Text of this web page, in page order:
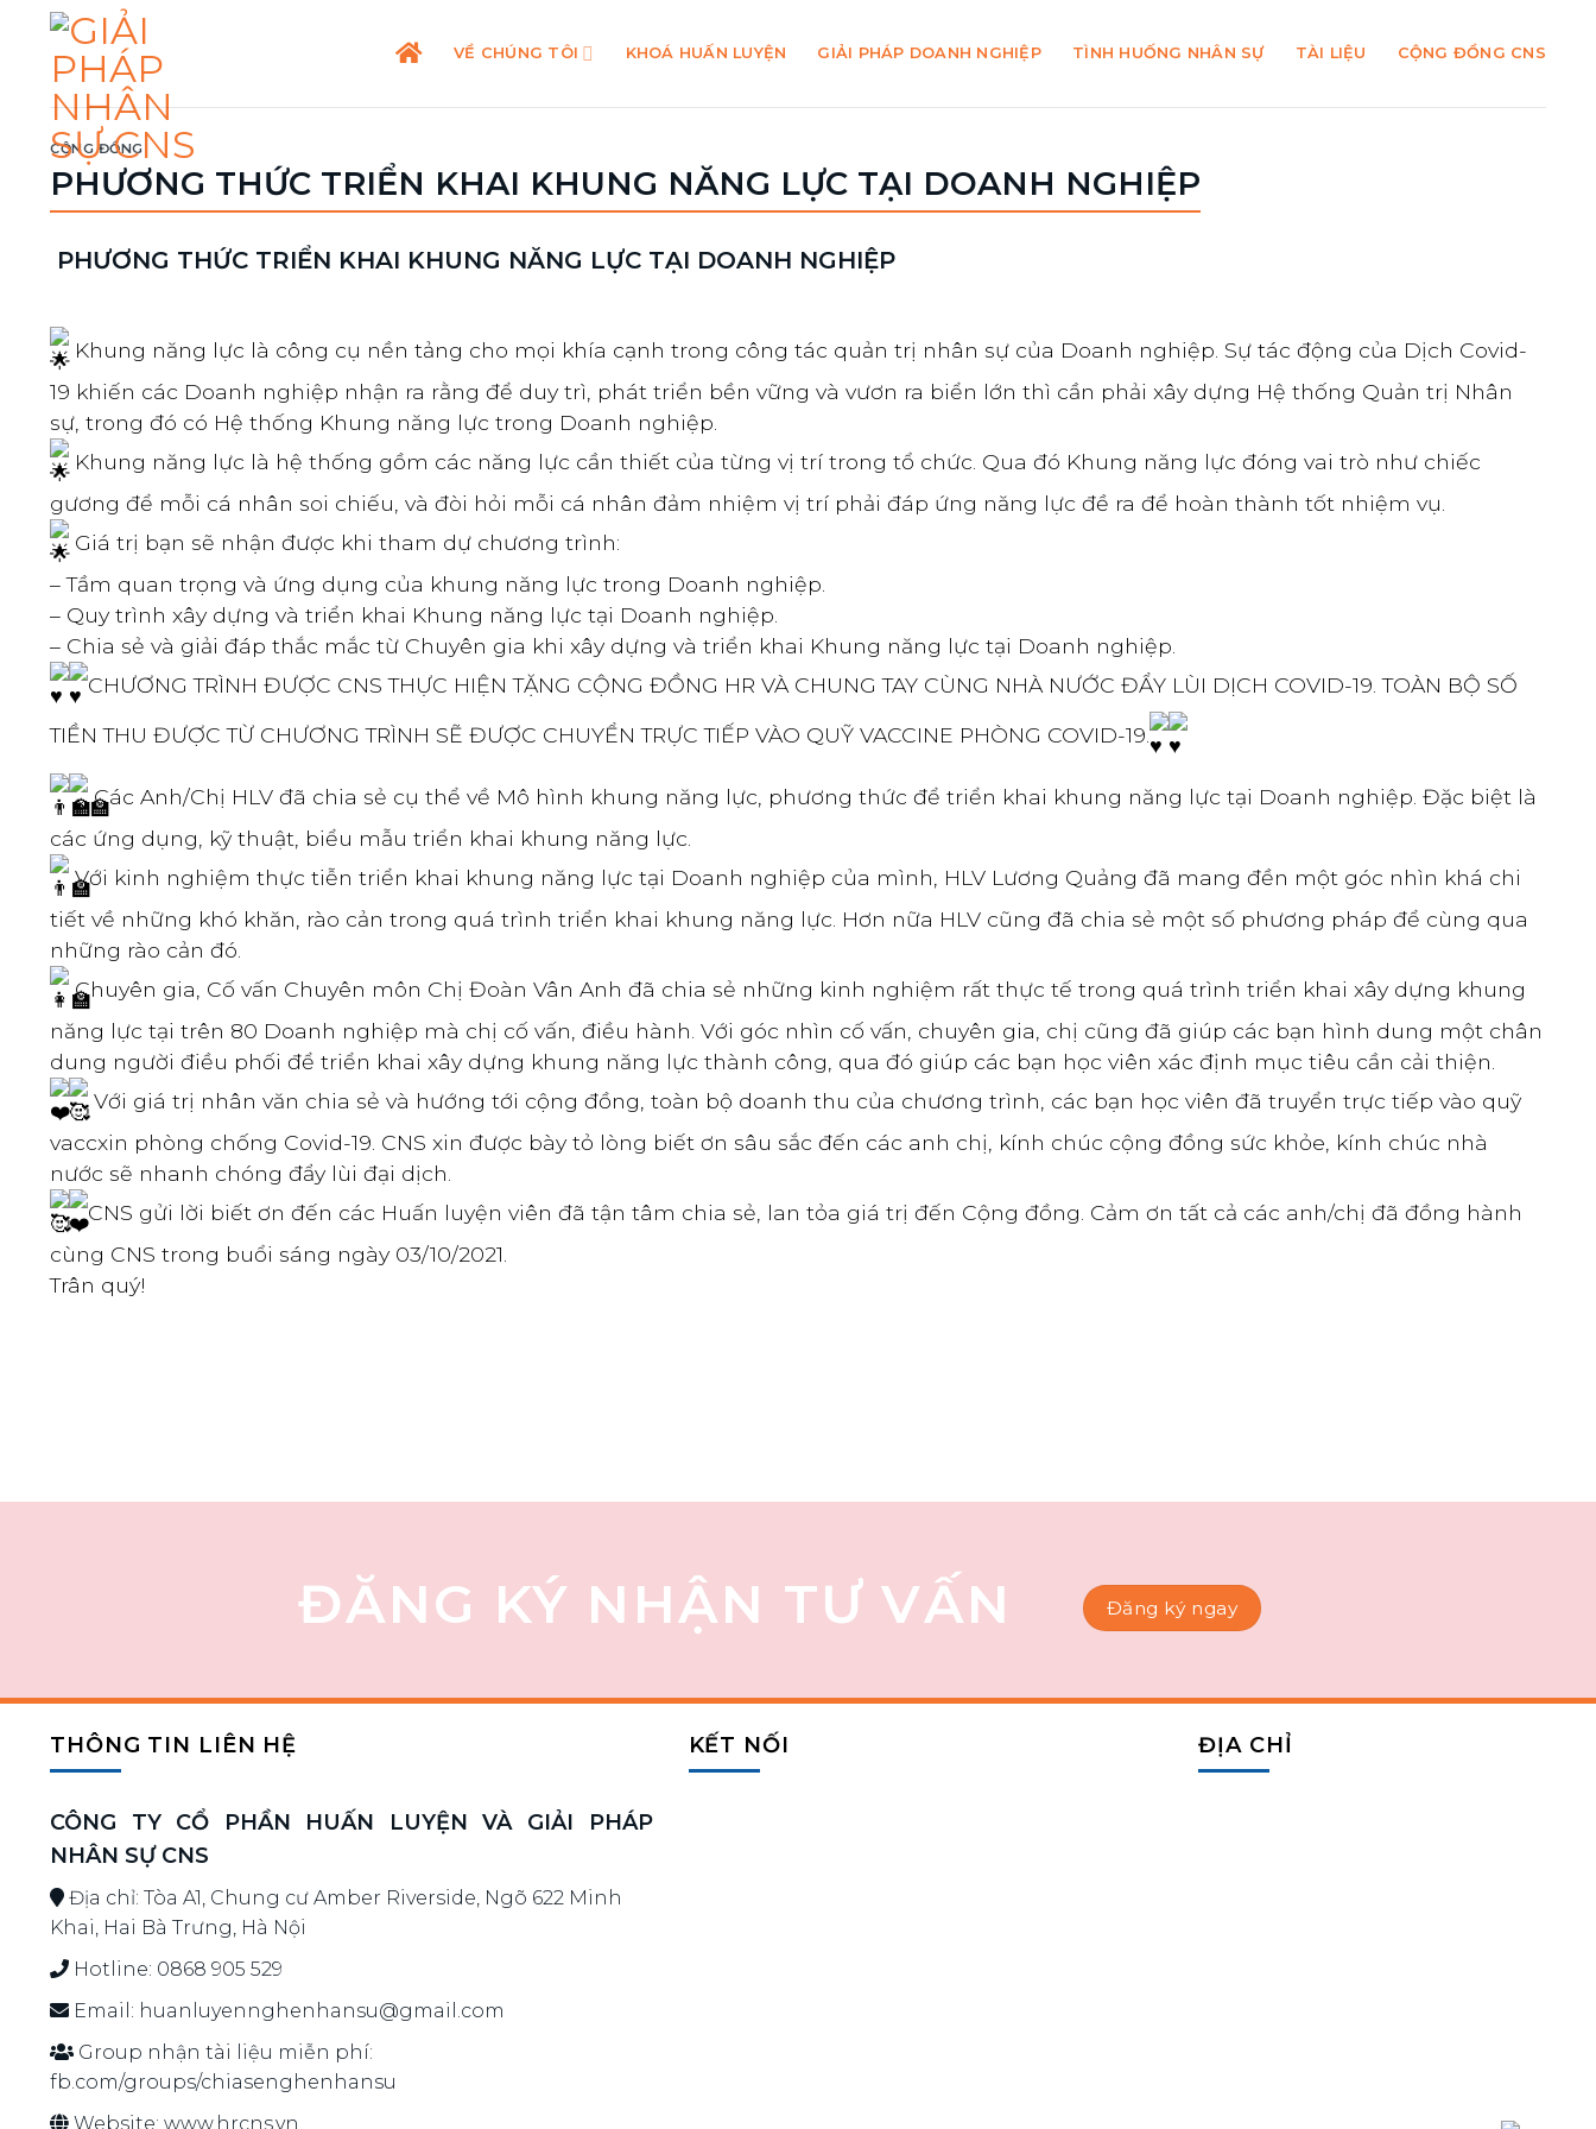
content
VỀ CHÚNG TÔI KHOÁ HUẤN LUYỆN GIẢI PHÁP DOANH NGHIỆP TÌNH HUỐNG NHÂN SỰ TÀI LIỆU CỘNG ĐỒNG CNS
CỘNG ĐỒNG
PHƯƠNG THỨC TRIỂN KHAI KHUNG NĂNG LỰC TẠI DOANH NGHIỆP
PHƯƠNG THỨC TRIỂN KHAI KHUNG NĂNG LỰC TẠI DOANH NGHIỆP
Khung năng lực là công cụ nền tảng cho mọi khía cạnh trong công tác quản trị nhân sự của Doanh nghiệp. Sự tác động của Dịch Covid-
19 khiến các Doanh nghiệp nhận ra rằng để duy trì, phát triển bền vững và vươn ra biển lớn thì cần phải xây dựng Hệ thống Quản trị Nhân
sự, trong đó có Hệ thống Khung năng lực trong Doanh nghiệp.
Khung năng lực là hệ thống gồm các năng lực cần thiết của từng vị trí trong tổ chức. Qua đó Khung năng lực đóng vai trò như chiếc
gương để mỗi cá nhân soi chiếu, và đòi hỏi mỗi cá nhân đảm nhiệm vị trí phải đáp ứng năng lực đề ra để hoàn thành tốt nhiệm vụ.
Giá trị bạn sẽ nhận được khi tham dự chương trình:
– Tầm quan trọng và ứng dụng của khung năng lực trong Doanh nghiệp.
– Quy trình xây dựng và triển khai Khung năng lực tại Doanh nghiệp.
– Chia sẻ và giải đáp thắc mắc từ Chuyên gia khi xây dựng và triển khai Khung năng lực tại Doanh nghiệp.
CHƯƠNG TRÌNH ĐƯỢC CNS THỰC HIỆN TẶNG CỘNG ĐỒNG HR VÀ CHUNG TAY CÙNG NHÀ NƯỚC ĐẨY LÙI DỊCH COVID-19. TOÀN BỘ SỐ
TIỀN THU ĐƯỢC TỪ CHƯƠNG TRÌNH SẼ ĐƯỢC CHUYỂN TRỰC TIẾP VÀO QUỸ VACCINE PHÒNG COVID-19.
Các Anh/Chị HLV đã chia sẻ cụ thể về Mô hình khung năng lực, phương thức để triển khai khung năng lực tại Doanh nghiệp. Đặc biệt là
các ứng dụng, kỹ thuật, biểu mẫu triển khai khung năng lực.
Với kinh nghiệm thực tiễn triển khai khung năng lực tại Doanh nghiệp của mình, HLV Lương Quảng đã mang đền một góc nhìn khá chi
tiết về những khó khăn, rào cản trong quá trình triển khai khung năng lực. Hơn nữa HLV cũng đã chia sẻ một số phương pháp để cùng qua
những rào cản đó.
Chuyên gia, Cố vấn Chuyên môn Chị Đoàn Vân Anh đã chia sẻ những kinh nghiệm rất thực tế trong quá trình triển khai xây dựng khung
năng lực tại trên 80 Doanh nghiệp mà chị cố vấn, điều hành. Với góc nhìn cố vấn, chuyên gia, chị cũng đã giúp các bạn hình dung một chân
dung người điều phối để triển khai xây dựng khung năng lực thành công, qua đó giúp các bạn học viên xác định mục tiêu cần cải thiện.
Với giá trị nhân văn chia sẻ và hướng tới cộng đồng, toàn bộ doanh thu của chương trình, các bạn học viên đã truyển trực tiếp vào quỹ
vaccxin phòng chống Covid-19. CNS xin được bày tỏ lòng biết ơn sâu sắc đến các anh chị, kính chúc cộng đồng sức khỏe, kính chúc nhà
nước sẽ nhanh chóng đẩy lùi đại dịch.
CNS gửi lời biết ơn đến các Huấn luyện viên đã tận tâm chia sẻ, lan tỏa giá trị đến Cộng đồng. Cảm ơn tất cả các anh/chị đã đồng hành
cùng CNS trong buổi sáng ngày 03/10/2021.
Trân quý!
ĐĂNG KÝ NHẬN TƯ VẤN Đăng ký ngay
THÔNG TIN LIÊN HỆ
CÔNG TY CỔ PHẦN HUẤN LUYỆN VÀ GIẢI PHÁP
NHÂN SỰ CNS
Địa chỉ: Tòa A1, Chung cư Amber Riverside, Ngõ 622 Minh
Khai, Hai Bà Trưng, Hà Nội
Hotline: 0868 905 529
Email: huanluyennghenhansu@gmail.com
Group nhận tài liệu miễn phí:
fb.com/groups/chiasenghenhansu
Website: www.hrcns.vn
KẾT NỐI ĐỊA CHỈ